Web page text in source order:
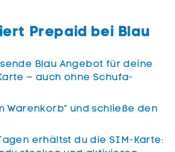
Prepaid bei Blau
Blau Angebot für deine
– auch ohne Schufa-
Warenkorb“ und schließe den
erhältst du die SIM-Karte: